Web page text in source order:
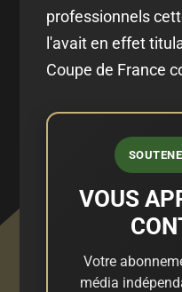
professionnels
l'avait en effet
Coupe de France
VOUS
Votre
média